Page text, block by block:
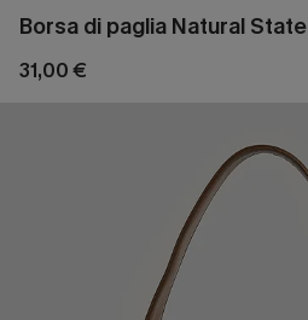
Borsa di paglia Natural State
31,00 €